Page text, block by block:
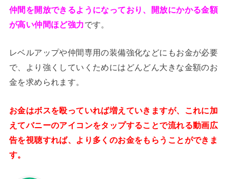
仲間を開放できるようになっており、開放にかかる金額
が高い仲間ほど強力です。
レベルアップや仲間専用の装備強化などにもお金が必要
で、より強くしていくためにはどんどん大きな金額のお
金を求められます。
お金はボスを殴っていれば増えていきますが、これに加
えてバニーのアイコンをタップすることで流れる動画広
告を視聴すれば、より多くのお金をもらうことができま
す。